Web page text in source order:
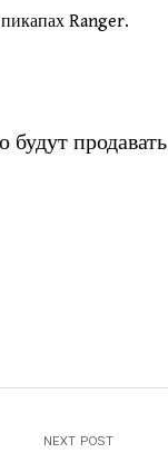
Ranger.
будут продавать
NEXT POST